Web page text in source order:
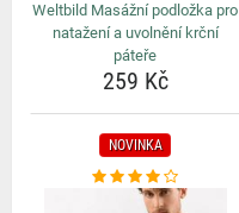
Weltbild Masážní podložka pro
natažení a uvolnění krční
páteře
259 Kč
NOVINKA